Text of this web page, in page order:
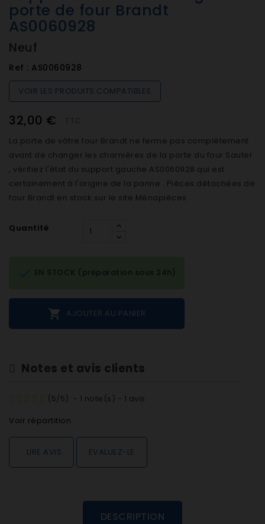
porte de four Brandt
AS0060928
Neuf
Ref : AS0060928
VOIR LES PRODUITS COMPATIBLES
32,00 €
La porte de vôtre four Brandt ne ferme pas complètement
avant de changer les charnières de la porte du four Sauter
, vérifiez l'état du support gauche AS0060928 qui est
certainement à l'origine de la panne . Pièces détachées de
four Brandt en stock sur le site Ménapièces .
Quantité
 AJOUTER AU PANIER
EN STOCK (préparation sous 24h)
Notes et avis clients
( 5/5) - 1 note(s) - 1 avis
Voir répartition
LIRE AVIS EVALUEZ-LE
DESCRIPTION